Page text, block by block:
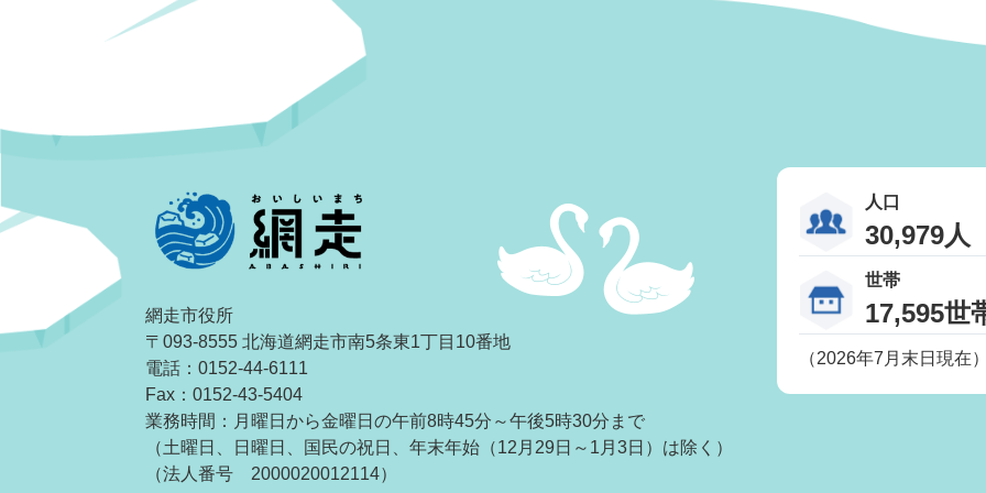
網走市役所
〒093-8555 北海道網走市南5条東1丁目10番地
電話：0152-44-6111
Fax：0152-43-5404
業務時間：月曜日から金曜日の午前8時45分～午後5時30分まで
（土曜日、日曜日、国民の祝日、年末年始（12月29日～1月3日）は除く）
（法人番号 2000020012114）
人口
30,979人
世帯
17,595世
（2026年7月末日現在